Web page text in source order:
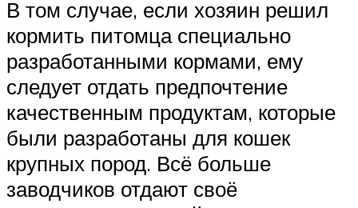
В том случае, если хозяин решил
кормить питомца специально
разработанными кормами, ему
следует отдать предпочтение
качественным продуктам, которые
были разработаны для кошек
крупных пород. Всё больше
заводчиков отдают своё